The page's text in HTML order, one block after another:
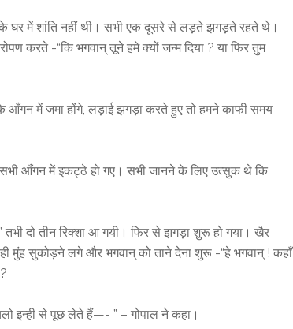
घर में शांति नहीं थी। सभी एक दूसरे से लड़ते झगड़ते रहते थे।
करते -“कि भगवान् तूने हमे क्यों जन्म दिया ? या फिर तुम
में जमा होंगे, लड़ाई झगड़ा करते हुए तो हमने काफी समय
आँगन में इकट्ठे हो गए। सभी जानने के लिए उत्सुक थे कि
दो तीन रिक्शा आ गयी। फिर से झगड़ा शुरू हो गया। खैर
मुंह सुकोड़ने लगे और भगवान् को ताने देना शुरू -“हे भगवान् ! कहाँ
इन्ही से पूछ लेते हैं—- ” – गोपाल ने कहा।